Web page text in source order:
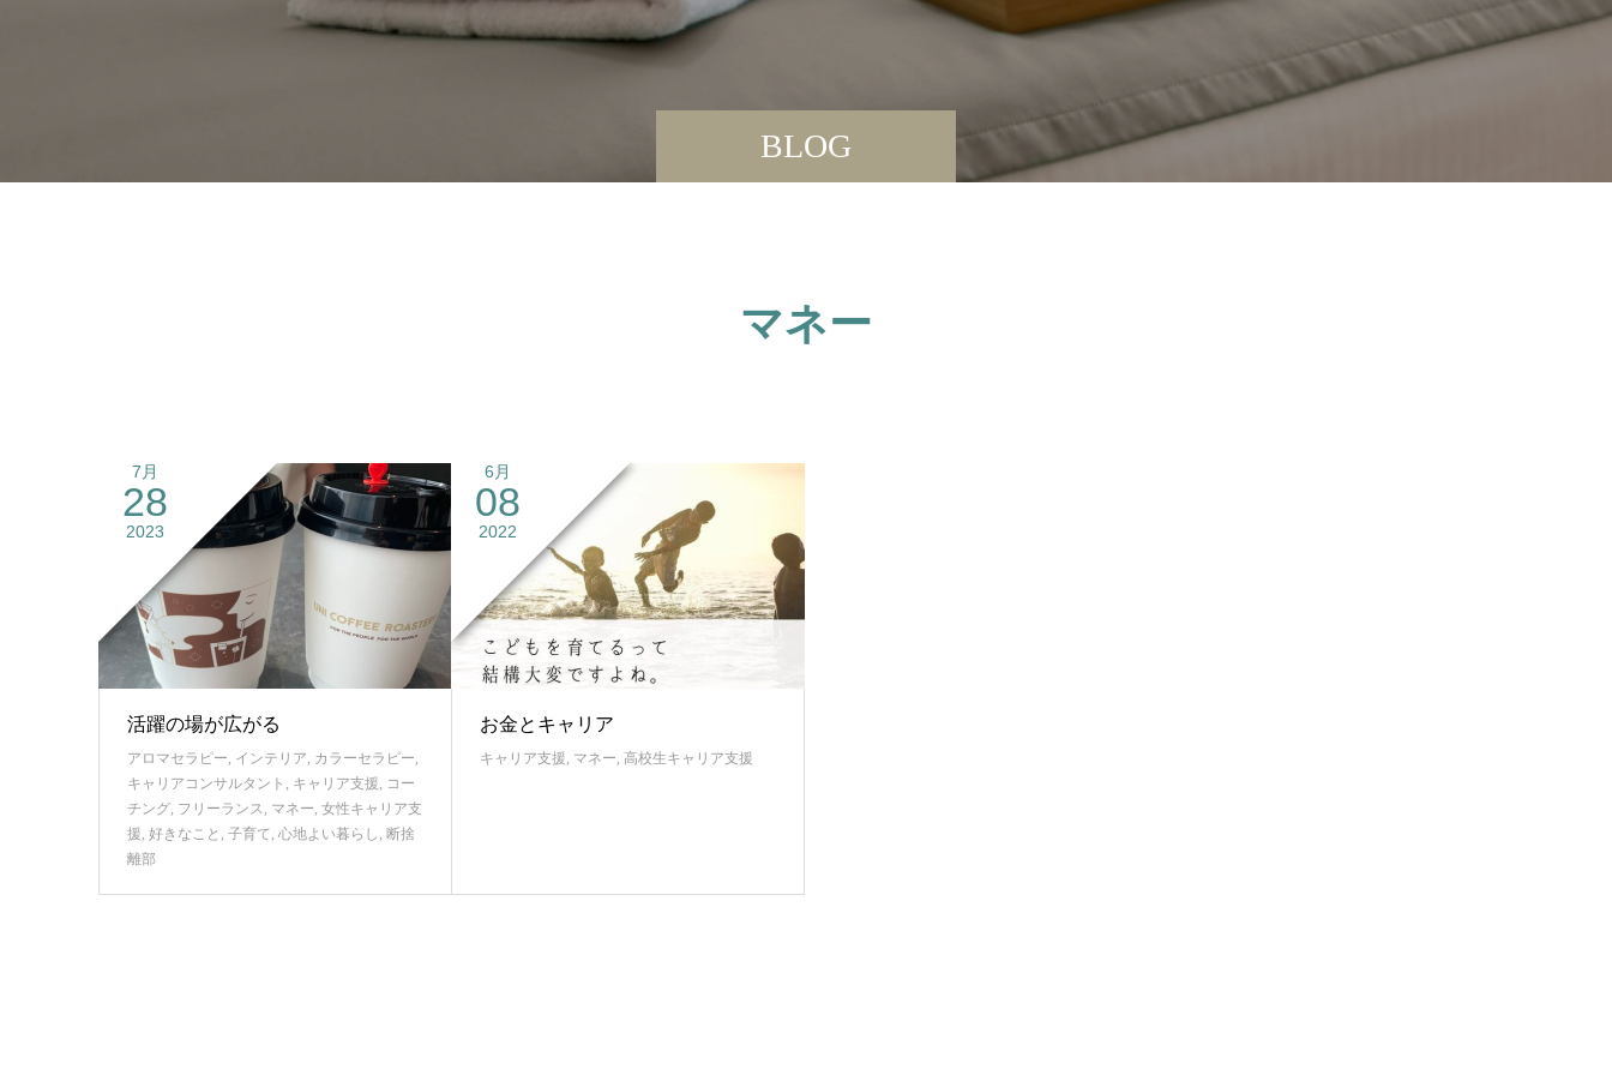
BLOG
マネー
7月
28
2023
活躍の場が広がる
アロマセラピー, インテリア, カラーセラピー,
キャリアコンサルタント , キャリア支援, コー
チング, フリーランス, マネー, 女性キャリア支
援, 好きなこと , 子育て, 心地よい暮らし , 断捨
離部
6月
08
2022
お金とキャリア
キャリア支援, マネー, 高校生キャリア支援